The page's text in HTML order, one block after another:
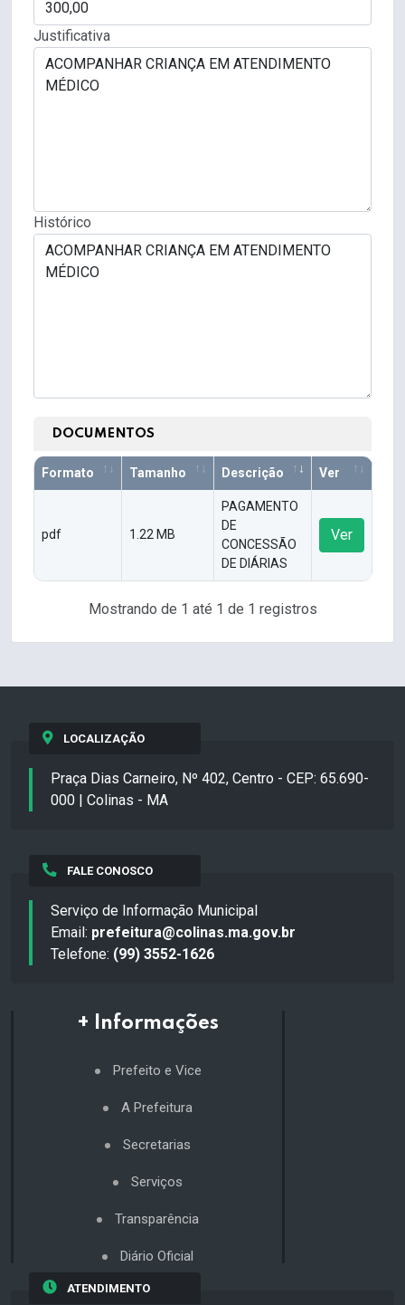
Justificativa
Histórico
DOCUMENTOS
Formato Tamanho Descrição Ver
pdf 1.22 MB
PAGAMENTO
DE
CONCESSÃO
DE DIÁRIAS
Ver
Mostrando de 1 até 1 de 1 registros
LOCALIZAÇÃO
Praça Dias Carneiro, Nº 402, Centro - CEP: 65.690-
000 | Colinas - MA
FALE CONOSCO
Serviço de Informação Municipal
Email: prefeitura@colinas.ma.gov.br
Telefone: (99) 3552-1626
+ Informações
Prefeito e Vice
A Prefeitura
Secretarias
Serviços
Transparência
Diário Oficial
ATENDIMENTO